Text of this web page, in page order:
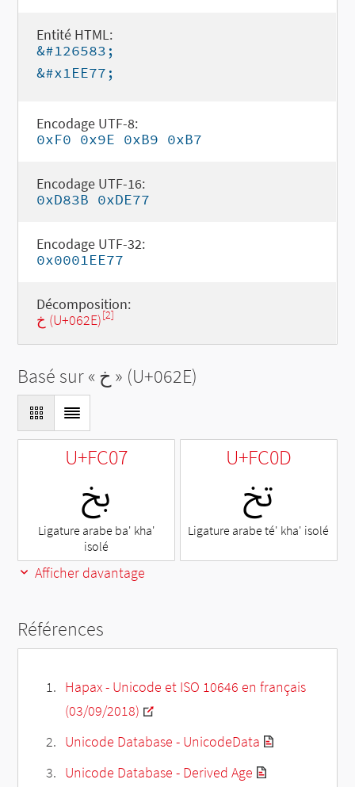
Entité HTML:
&#126583;
&#x1EE77;
Encodage UTF-8:
0xF0 0x9E 0xB9 0xB7
Encodage UTF-16:
0xD83B 0xDE77
Encodage UTF-32:
0x0001EE77
Décomposition:
خ (U+062E)[2]
Basé sur « خ » (U+062E)
U+FC07
ﰇ
Ligature arabe ba' kha'
isolé
U+FC0D
ﰍ
Ligature arabe té' kha' isolé
Afficher davantage
Références
Hapax - Unicode et ISO 10646 en français
(03/09/2018)
Unicode Database - UnicodeData
Unicode Database - Derived Age